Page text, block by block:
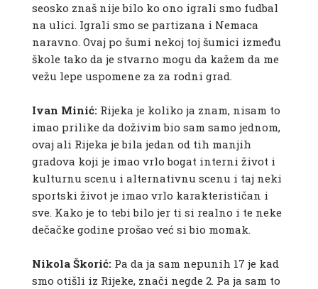
seosko znaš nije bilo ko ono igrali smo fudbal
na ulici. Igrali smo se partizana i Nemaca
naravno. Ovaj po šumi nekoj toj šumici između
škole tako da je stvarno mogu da kažem da me
vežu lepe uspomene za za rodni grad.
Ivan Minić: Rijeka je koliko ja znam, nisam to
imao prilike da doživim bio sam samo jednom,
ovaj ali Rijeka je bila jedan od tih manjih
gradova koji je imao vrlo bogat interni život i
kulturnu scenu i alternativnu scenu i taj neki
sportski život je imao vrlo karakterističan i
sve. Kako je to tebi bilo jer ti si realno i te neke
dečačke godine prošao već si bio momak.
Nikola Škorić: Pa da ja sam nepunih 17 je kad
smo otišli iz Rijeke, znači negde 2. Pa ja sam to